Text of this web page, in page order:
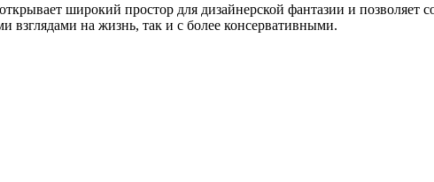
широкий простор для дизайнерской фантазии и позволяет
взглядами на жизнь, так и с более консервативными.